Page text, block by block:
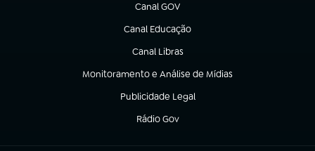
Canal GOV
(abre em nova aba)
Canal Educação
(abre em nova aba)
Canal Libras
(abre em nova aba)
Monitoramento e Análise de Mídias
(abre em nova aba)
Publicidade Legal
(abre em nova aba)
Rádio Gov
(abre em nova aba)